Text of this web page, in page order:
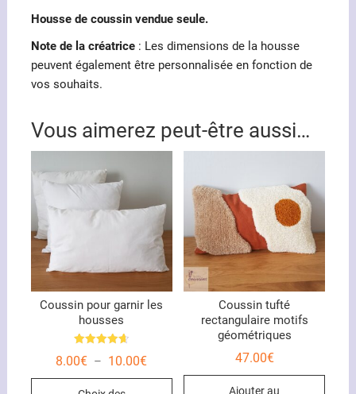
Housse de coussin vendue seule.
Note de la créatrice: Les dimensions de la housse
peuvent également être personnalisée en fonction de
vos souhaits.
Vous aimerez peut-être aussi…
Coussin pour garnir les
housses
4.67
8.00€ – 10.00€Plage
prix :Ce
Coussin tufté
rectangulaire motifs
géométriques
47.00€
Ajouter au